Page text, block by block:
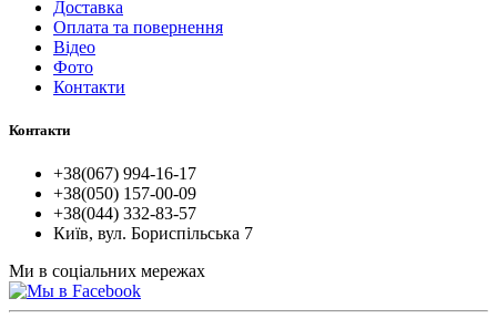
Доставка
Оплата та повернення
Відео
Фото
Контакти
Контакти
+38(067) 994-16-17
+38(050) 157-00-09
+38(044) 332-83-57
Київ, вул. Бориспільська 7
Ми в соціальних мережах